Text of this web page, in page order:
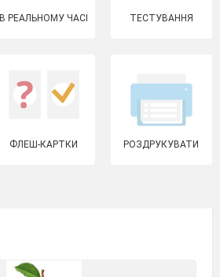
В РЕАЛЬНОМУ ЧАСІ ТЕСТУВАННЯ
ФЛЕШ-КАРТКИ РОЗДРУКУВАТИ